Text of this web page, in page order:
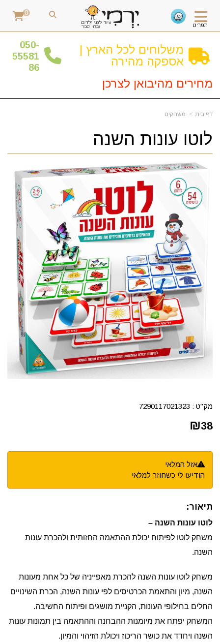
תפריט
0
משלוחים לכל הארץ |
אספקה מהירה
050-
55581
86
מחירים מהיבואן לצרכן
דף בית משחקים
לוטו עונות השנה
מק"ט : 7290117021323
₪38
אזל המלאי
הודיעו לי כשחוזר למלאי
תיאור:
לוטו עונות השנה –
משחק לוטו לפיתוח יכולת ההתאמה החזותית ולהכרת עונות
השנה.
משחק לוטו עונות השנה להכרת מאפייניה של כל אחת מעונות
השנה, מיון והתאמת הכרטיסים לפי עונות השנה, הכרת השינויים
החלים בחילופי העונות, הקניית מושגים ופיתוח החשיבה.
המשחק יפתח את מיומנות ההבחנה וההתאמה בין תמונות עונות
השנה ויחדד את כושר הריכוז ויכולת הזיהוי והמיון.